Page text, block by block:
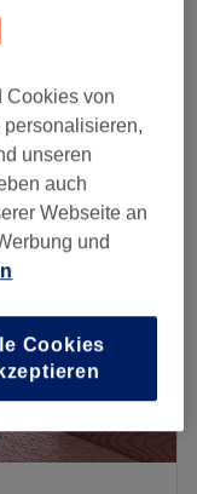
10:00– 19:00
10:00–19:00
10:00–19:00
10:00–19:00
10:00–19:00
10:00– 20:00
Nicht bei
Ästhetik in
Haare
schmerzarm.
Alexandrit-/
in den von dir
Cookies von
personalisieren,
unseren
auch
Webseite an
und
Cookies